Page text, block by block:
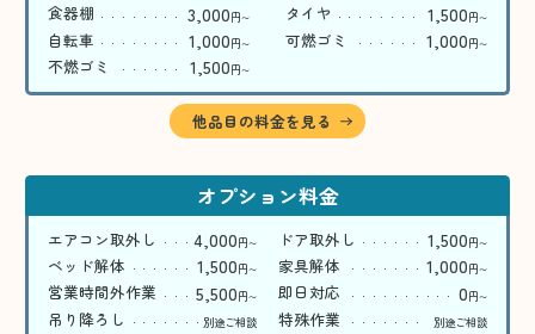
食器棚 3,000円〜 タイヤ 1,500円〜
自転車 1,000円〜 可燃ゴミ 1,000円〜
不燃ゴミ 1,500円〜
他品目の料金を見る
オプション料金
エアコン取外し 4,000円〜 ドア取外し 1,500円〜
ベッド解体 1,500円〜 家具解体 1,000円〜
営業時間外作業 5,500円〜 即日対応 0円〜
吊り降ろし 別途ご相談 特殊作業 別途ご相談